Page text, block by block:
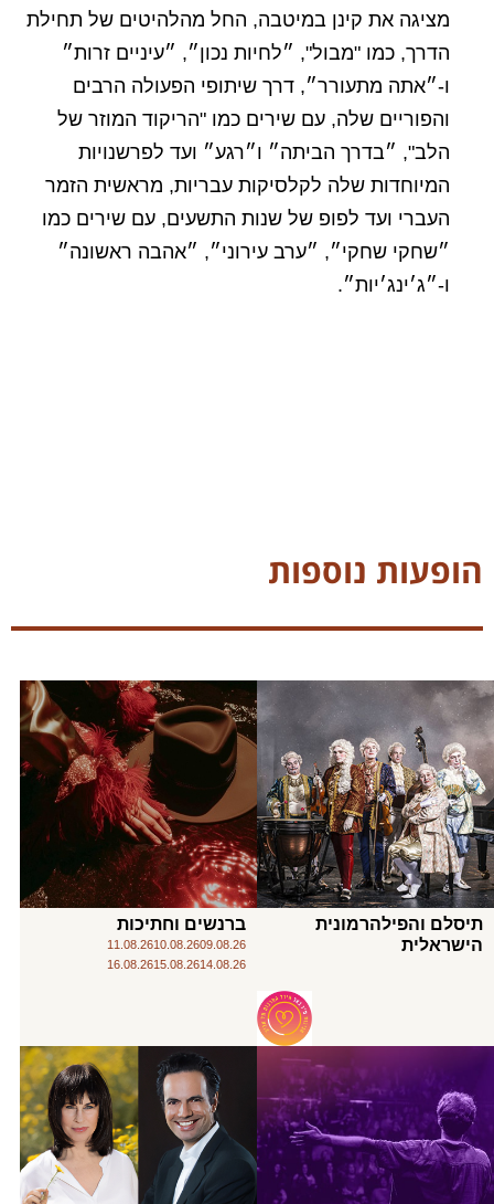
מציגה את קינן במיטבה, החל מהלהיטים של תחילת
הדרך, כמו "מבול", ״לחיות נכון״, ״עיניים זרות״
ו-״אתה מתעורר״, דרך שיתופי הפעולה הרבים
והפוריים שלה, עם שירים כמו "הריקוד המוזר של
הלב", ״בדרך הביתה״ ו״רגע״ ועד לפרשנויות
המיוחדות שלה לקלסיקות עבריות, מראשית הזמר
העברי ועד לפופ של שנות התשעים, עם שירים כמו
״שחקי שחקי״, ״ערב עירוני״, ״אהבה ראשונה״
ו-״ג׳ינג׳יות״.
הופעות נוספות
תיסלם והפילהרמונית
הישראלית
ברנשים וחתיכות
09.08.26
10.08.26
11.08.26
14.08.26
15.08.26
16.08.26